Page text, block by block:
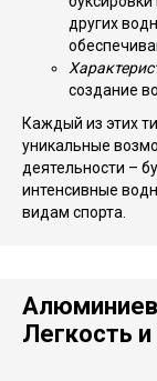
других
создание
Каждый из этих
уникальные
деятельности –
интенсивные
видам спорта.
Легкость